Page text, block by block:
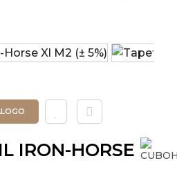
IRON-HORSE